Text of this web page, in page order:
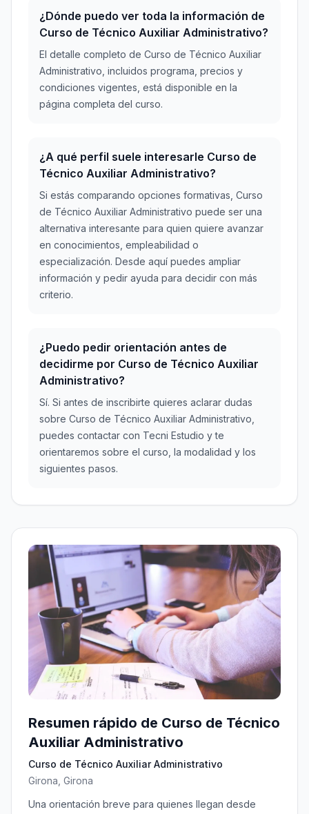
¿Dónde puedo ver toda la información de
Curso de Técnico Auxiliar Administrativo?
El detalle completo de Curso de Técnico Auxiliar
Administrativo, incluidos programa, precios y
condiciones vigentes, está disponible en la
página completa del curso.
¿A qué perfil suele interesarle Curso de
Técnico Auxiliar Administrativo?
Si estás comparando opciones formativas, Curso
de Técnico Auxiliar Administrativo puede ser una
alternativa interesante para quien quiere avanzar
en conocimientos, empleabilidad o
especialización. Desde aquí puedes ampliar
información y pedir ayuda para decidir con más
criterio.
¿Puedo pedir orientación antes de
decidirme por Curso de Técnico Auxiliar
Administrativo?
Sí. Si antes de inscribirte quieres aclarar dudas
sobre Curso de Técnico Auxiliar Administrativo,
puedes contactar con Tecni Estudio y te
orientaremos sobre el curso, la modalidad y los
siguientes pasos.
Resumen rápido de Curso de Técnico
Auxiliar Administrativo
Curso de Técnico Auxiliar Administrativo
Girona, Girona
Una orientación breve para quienes llegan desde